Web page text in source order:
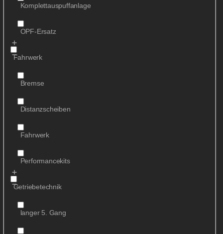
Komplettauspuffanlage
OPF-Ersatz
Fahrwerk
Bremse
Distanzscheiben
Fahrwerk
Performancekits
Getriebetechnik
langer 5. Gang